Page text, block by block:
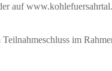
auf
im